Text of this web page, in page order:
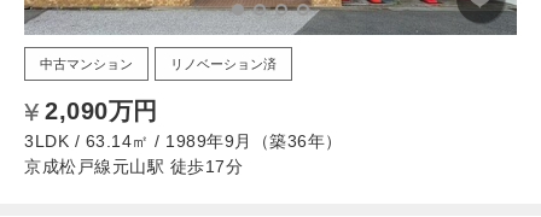
中古マンション リノベーション済
2,090万円
3LDK / 63.14㎡ / 1989年9月（築36年）
京成松戸線元山駅 徒歩17分